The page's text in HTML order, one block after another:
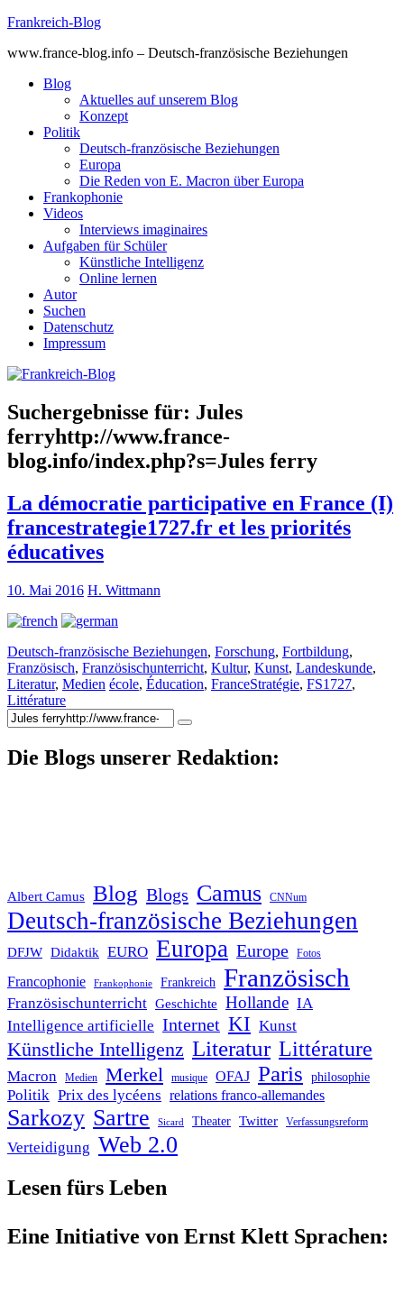
Skip
content
Frankreich-Blog
www.france-blog.info – Deutsch-französische Beziehungen
Blog
Aktuelles auf unserem Blog
Konzept
Politik
Deutsch-französische Beziehungen
Europa
Die Reden von E. Macron über Europa
Frankophonie
Videos
Interviews imaginaires
Aufgaben für Schüler
Künstliche Intelligenz
Online lernen
Autor
Suchen
Datenschutz
Impressum
Suchergebnisse für: Jules
ferryhttp://www.france-
blog.info/index.php?s=Jules ferry
La démocratie participative en France (I)
francestrategie1727.fr et les priorités
éducatives
10. Mai 2016 H. Wittmann
Deutsch-französische Beziehungen, Forschung, Fortbildung,
Französisch, Französischunterricht, Kultur, Kunst, Landeskunde,
Literatur, Medien école, Éducation, FranceStratégie, FS1727,
Littérature
Suche
nach:
Die Blogs unserer Redaktion:
Albert Camus Blog Blogs Camus CNNum
Deutsch-französische Beziehungen
DFJW Didaktik EURO Europa Europe Fotos
Francophonie Frankophonie Frankreich Französisch
Französischunterricht Geschichte Hollande IA
Intelligence artificielle Internet KI Kunst
Künstliche Intelligenz Literatur Littérature
Macron Medien Merkel musique OFAJ Paris philosophie
Politik Prix des lycéens relations franco-allemandes
Sarkozy Sartre Sicard Theater Twitter Verfassungsreform
Verteidigung Web 2.0
Lesen fürs Leben
Eine Initiative von Ernst Klett Sprachen: